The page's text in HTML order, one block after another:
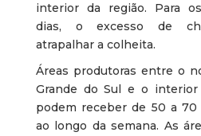
interior da região. Para
dias, o excesso de
atrapalhar a colheita.
Áreas produtoras entre o
Grande do Sul e o interior
podem receber de 50 a
ao longo da semana. As